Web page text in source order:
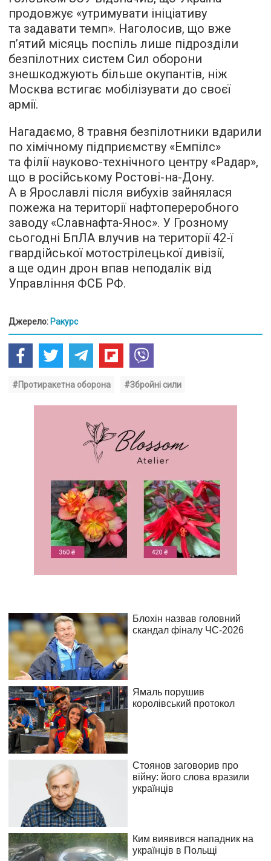
продовжує «утримувати ініціативу
та задавати темп». Наголосив, що вже
п’ятий місяць поспіль лише підрозділи
безпілотних систем Сил оборони
знешкоджують більше окупантів, ніж
Москва встигає мобілізувати до своєї
армії.
Нагадаємо, 8 травня безпілотники вдарили
по хімічному підприємству «Емпілс»
та філії науково-технічного центру «Радар»,
що в російському Ростові-на-Дону.
А в Ярославлі після вибухів зайнялася
пожежа на території нафтопереробного
заводу «Славнафта-Янос». У Грозному
сьогодні БпЛА влучив на території 42-ї
гвардійської мотострілецької дивізії,
а ще один дрон впав неподалік від
Управління ФСБ РФ.
Джерело: Ракурс
#Протиракетна оборона #Збройні сили